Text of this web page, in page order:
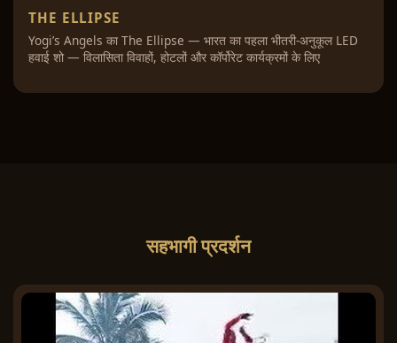
THE ELLIPSE
Yogi’s Angels का The Ellipse — भारत का पहला भीतरी-अनुकूल LED
हवाई शो — विलासिता विवाहों, होटलों और कॉर्पोरेट कार्यक्रमों के लिए
सहभागी प्रदर्शन